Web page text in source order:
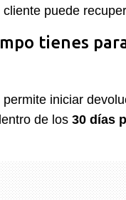
cliente puede
tienes
iniciar
de los 30 días